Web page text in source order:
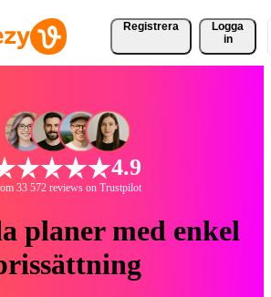
Registrera
Logga
in
4.9
33 572 reviews on Trustpilot
planer med enkel